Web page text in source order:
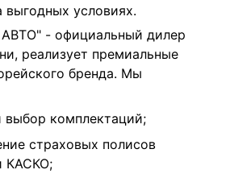
выгодных условиях.
АВТО" - официальный дилер
реализует премиальные
бренда. Мы
выбор комплектаций;
страховых полисов
КАСКО;